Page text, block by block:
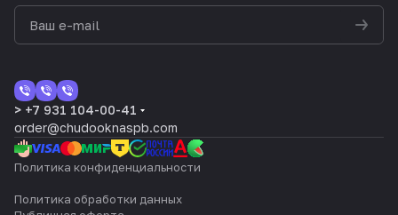
> +7 931 104-00-41
order@chudooknaspb.com
Политика конфиденциальности
Политика обработки данных